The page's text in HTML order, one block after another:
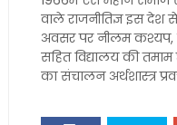
वाले राजनीतिज्ञ इस देश
अवसर पर नीलम कश्यप,
सहित विद्यालय की तमाम
का संचालन अर्थशास्त्र